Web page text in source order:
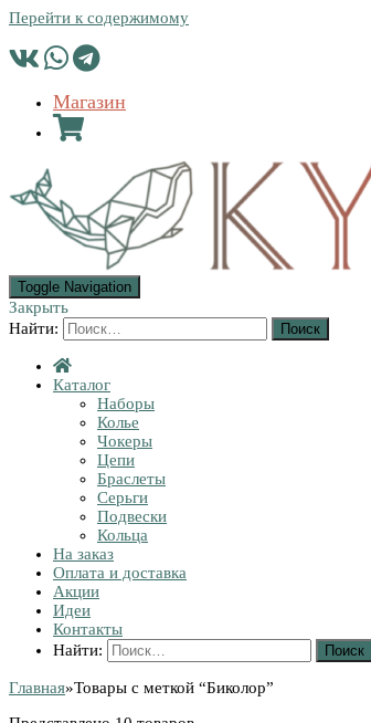
Перейти к содержимому
Магазин
Toggle Navigation
Закрыть
Найти:
Каталог
Наборы
Колье
Чокеры
Цепи
Браслеты
Серьги
Подвески
Кольца
На заказ
Оплата и доставка
Акции
Идеи
Контакты
Найти:
Главная»Товары с меткой “Биколор”